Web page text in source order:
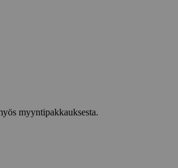
myyntipakkauksesta.